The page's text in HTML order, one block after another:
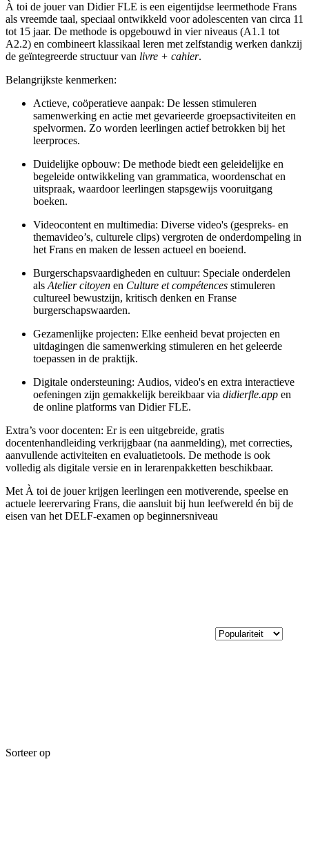
À toi de jouer van Didier FLE is een eigentijdse leermethode Frans
als vreemde taal, speciaal ontwikkeld voor adolescenten van circa 11
tot 15 jaar. De methode is opgebouwd in vier niveaus (A1.1 tot
A2.2) en combineert klassikaal leren met zelfstandig werken dankzij
de geïntegreerde structuur van livre + cahier.
Belangrijkste kenmerken:
Actieve, coöperatieve aanpak: De lessen stimuleren
samenwerking en actie met gevarieerde groepsactiviteiten en
spelvormen. Zo worden leerlingen actief betrokken bij het
leerproces.
Duidelijke opbouw: De methode biedt een geleidelijke en
begeleide ontwikkeling van grammatica, woordenschat en
uitspraak, waardoor leerlingen stapsgewijs vooruitgang
boeken.
Videocontent en multimedia: Diverse video's (gespreks- en
themavideo’s, culturele clips) vergroten de onderdompeling in
het Frans en maken de lessen actueel en boeiend.
Burgerschapsvaardigheden en cultuur: Speciale onderdelen
als Atelier citoyen en Culture et compétences stimuleren
cultureel bewustzijn, kritisch denken en Franse
burgerschapswaarden.
Gezamenlijke projecten: Elke eenheid bevat projecten en
uitdagingen die samenwerking stimuleren en het geleerde
toepassen in de praktijk.
Digitale ondersteuning: Audios, video's en extra interactieve
oefeningen zijn gemakkelijk bereikbaar via didierfle.app en
de online platforms van Didier FLE.
Extra’s voor docenten: Er is een uitgebreide, gratis
docentenhandleiding verkrijgbaar (na aanmelding), met correcties,
aanvullende activiteiten en evaluatietools. De methode is ook
volledig als digitale versie en in lerarenpakketten beschikbaar.
Met À toi de jouer krijgen leerlingen een motiverende, speelse en
actuele leerervaring Frans, die aansluit bij hun leefwereld én bij de
eisen van het DELF-examen op beginnersniveau
Sorteer op